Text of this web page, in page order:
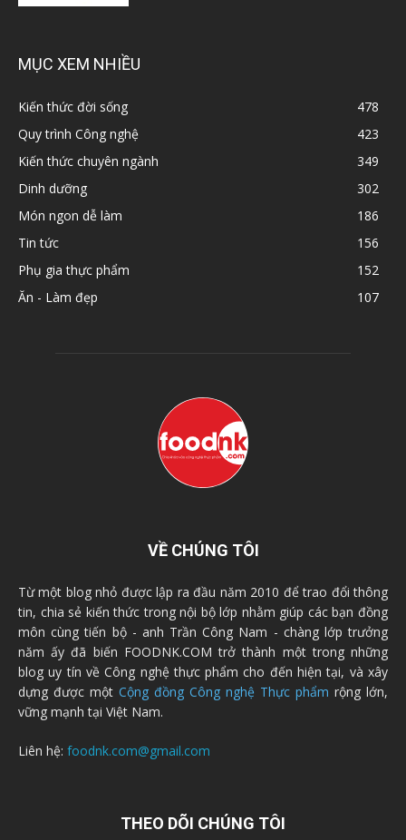
MỤC XEM NHIỀU
Kiến thức đời sống
478
Quy trình Công nghệ
423
Kiến thức chuyên ngành
349
Dinh dưỡng
302
Món ngon dễ làm
186
Tin tức
156
Phụ gia thực phẩm
152
Ăn - Làm đẹp
107
VỀ CHÚNG TÔI
Từ một blog nhỏ được lập ra đầu năm 2010 để trao đổi thông
tin, chia sẻ kiến thức trong nội bộ lớp nhằm giúp các bạn đồng
môn cùng tiến bộ - anh Trần Công Nam - chàng lớp trưởng
năm ấy đã biến FOODNK.COM trở thành một trong những
blog uy tín về Công nghệ thực phẩm cho đến hiện tại, và xây
dựng được một Cộng đồng Công nghệ Thực phẩm rộng lớn,
vững mạnh tại Việt Nam.
Liên hệ: foodnk.com@gmail.com
THEO DÕI CHÚNG TÔI